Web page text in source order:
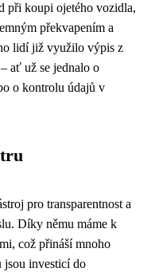
při koupi ojetého vozidla,
překvapením a
lidí již využilo výpis z
ať už se jednalo o
o kontrolu údajů v
pro transparentnost a
Díky němu máme k
což přináší mnoho
jsou investicí do